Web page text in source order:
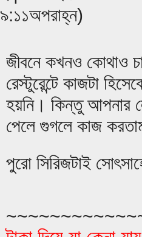
৯:১১অপরাহ্ন)
জীবনে কখনও কোথাও
রেস্টুরেন্টে কাজটা
হয়নি। কিন্তু আপনার
পেলে গুগলে কাজ
পুরো সিরিজটাই